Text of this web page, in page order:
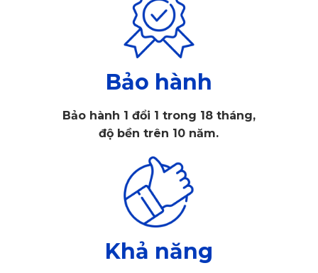
Tấm ốp pin KATA giúp bảo vệ bộ pin VF3 một cách hiệu quả
Bảo hành
Bảo hành 1 đổi 1 trong 18 tháng,
độ bền trên 10 năm.
Khả năng